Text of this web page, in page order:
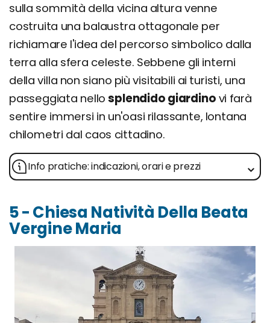
sulla sommità della vicina altura venne
costruita una balaustra ottagonale per
richiamare l'idea del percorso simbolico dalla
terra alla sfera celeste. Sebbene gli interni
della villa non siano più visitabili ai turisti, una
passeggiata nellosplendido giardino vi farà
sentire immersi in un'oasi rilassante, lontana
chilometri dal caos cittadino.
Info pratiche: indicazioni, orari e prezzi
5 - Chiesa Natività Della Beata
Vergine Maria